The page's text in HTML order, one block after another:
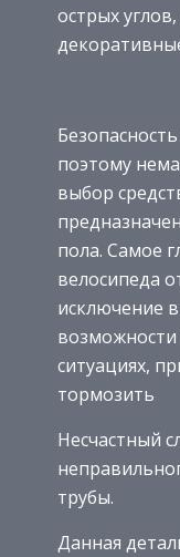
острых
поэтому
выбор
пола. Самое
велосипеда
исключение
ситуациях,
тормозить
Несчастный
трубы.
Данная